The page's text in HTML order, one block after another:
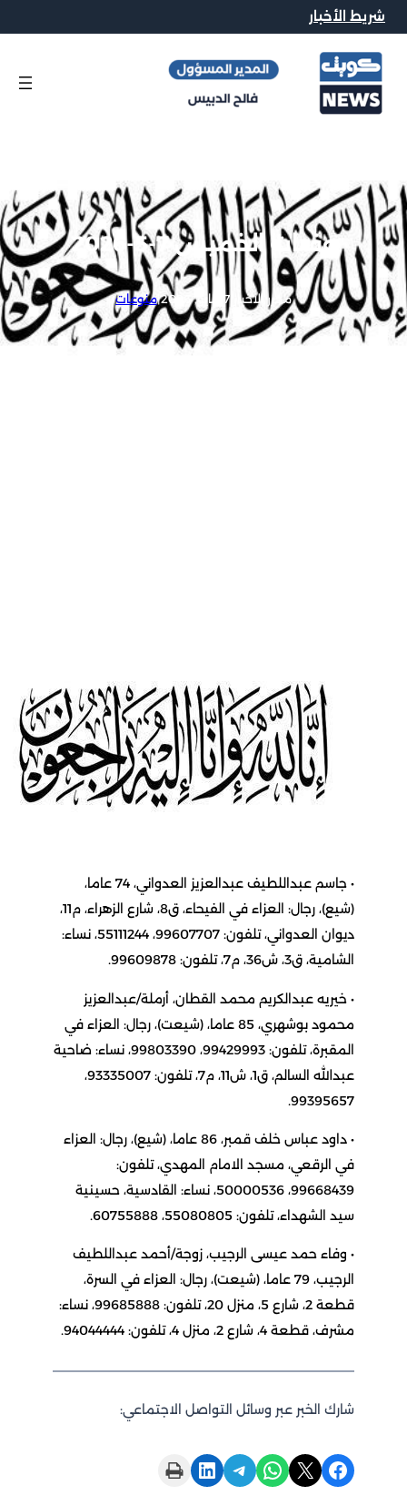
شريط الأخبار
وفيات الخميس 7-5-2026
محرر الاخبار|
|منوعات
• جاسم عبداللطيف عبدالعزيز العدواني، 74 عاما،
(شيع)، رجال: العزاء في الفيحاء، ق8، شارع الزهراء، م11،
ديوان العدواني، تلفون: 99607707، 55111244، نساء:
الشامية، ق3، ش36، م7، تلفون: 99609878.
• خيريه عبدالكريم محمد القطان، أرملة/عبدالعزيز
محمود بوشهري، 85 عاما، (شيعت)، رجال: العزاء في
المقبرة، تلفون: 99429993، 99803390، نساء: ضاحية
عبدالله السالم، ق1، ش11، م7، تلفون: 93335007،
99395657.
• داود عباس خلف قمبر، 86 عاما، (شيع)، رجال: العزاء
في الرقعي، مسجد الامام المهدي، تلفون:
99668439، 50000536، نساء: القادسية، حسينية
سيد الشهداء، تلفون: 55080805، 60755888.
• وفاء حمد عيسى الرجيب، زوجة/أحمد عبداللطيف
الرجيب، 79 عاما، (شيعت)، رجال: العزاء في السرة،
قطعة 2، شارع 5، منزل 20، تلفون: 99685888، نساء:
مشرف، قطعة 4، شارع 2، منزل 4، تلفون: 94044444.
شارك الخبر عبر وسائل التواصل الاجتماعي:
Share on Facebook
Share on X
Share on WhatsApp
Share on Telegram
Share on LinkedIn
Print this Page